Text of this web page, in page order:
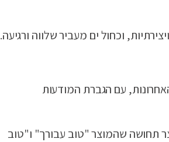
וכחול ים מעביר שלווה ורגיעה.
עם הגברת המודעות
תחושה שהמוצר "טוב עבורך" ו"טוב